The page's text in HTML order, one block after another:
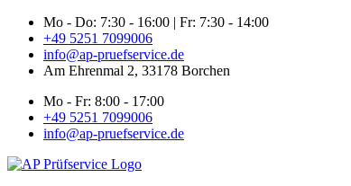
Zum
Inhalt
springen
Mo - Do: 7:30 - 16:00 | Fr: 7:30 - 14:00
+49 5251 7099006
info@ap-pruefservice.de
Am Ehrenmal 2, 33178 Borchen
Mo - Fr: 8:00 - 17:00
+49 5251 7099006
info@ap-pruefservice.de